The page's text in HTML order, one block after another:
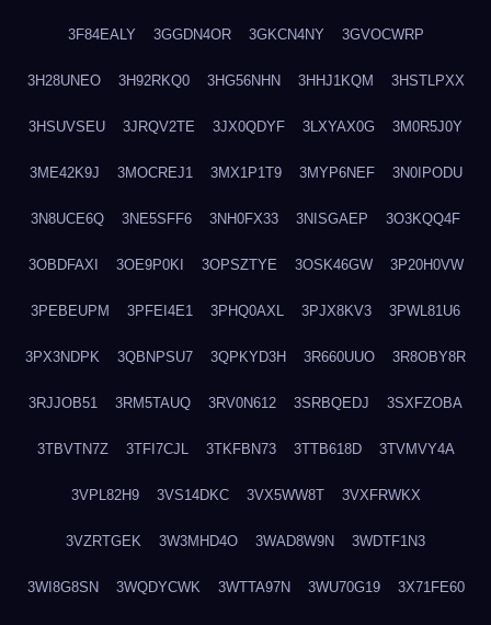
3F84EALY 3GGDN4OR 3GKCN4NY 3GVOCWRP
3H28UNEO 3H92RKQ0 3HG56NHN 3HHJ1KQM 3HSTLPXX
3HSUVSEU 3JRQV2TE 3JX0QDYF 3LXYAX0G 3M0R5J0Y
3ME42K9J 3MOCREJ1 3MX1P1T9 3MYP6NEF 3N0IPODU
3N8UCE6Q 3NE5SFF6 3NH0FX33 3NISGAEP 3O3KQQ4F
3OBDFAXI 3OE9P0KI 3OPSZTYE 3OSK46GW 3P20H0VW
3PEBEUPM 3PFEI4E1 3PHQ0AXL 3PJX8KV3 3PWL81U6
3PX3NDPK 3QBNPSU7 3QPKYD3H 3R660UUO 3R8OBY8R
3RJJOB51 3RM5TAUQ 3RV0N612 3SRBQEDJ 3SXFZOBA
3TBVTN7Z 3TFI7CJL 3TKFBN73 3TTB618D 3TVMVY4A
3VPL82H9 3VS14DKC 3VX5WW8T 3VXFRWKX
3VZRTGEK 3W3MHD4O 3WAD8W9N 3WDTF1N3
3WI8G8SN 3WQDYCWK 3WTTA97N 3WU70G19 3X71FE60